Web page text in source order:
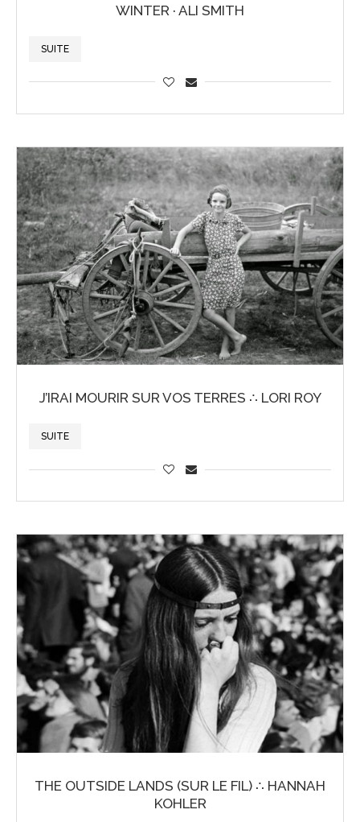
WINTER · ALI SMITH
SUITE
J’IRAI MOURIR SUR VOS TERRES ∴ LORI ROY
SUITE
THE OUTSIDE LANDS (SUR LE FIL) ∴ HANNAH
KOHLER